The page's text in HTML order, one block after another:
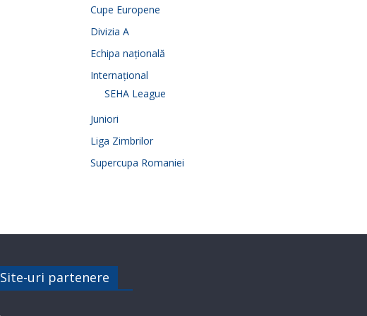
Cupe Europene
Divizia A
Echipa națională
Internațional
SEHA League
Juniori
Liga Zimbrilor
Supercupa Romaniei
Site-uri partenere